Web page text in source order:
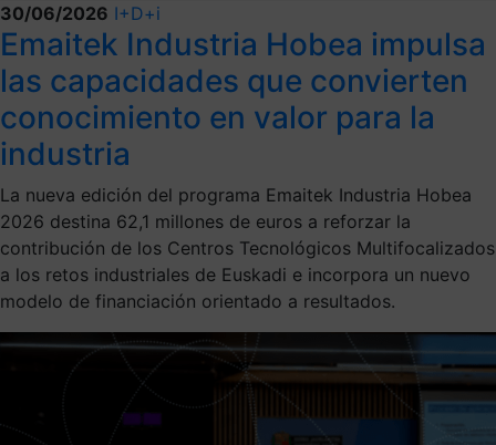
30/06/2026 I+D+i
Emaitek Industria Hobea impulsa
las capacidades que convierten
conocimiento en valor para la
industria
La nueva edición del programa Emaitek Industria Hobea
2026 destina 62,1 millones de euros a reforzar la
contribución de los Centros Tecnológicos Multifocalizados
a los retos industriales de Euskadi e incorpora un nuevo
modelo de financiación orientado a resultados.